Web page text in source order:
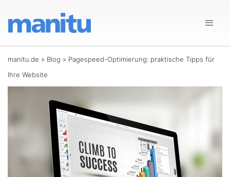
manitu.de » Blog » Pagespeed-Optimierung: praktische Tipps für
Ihre Website